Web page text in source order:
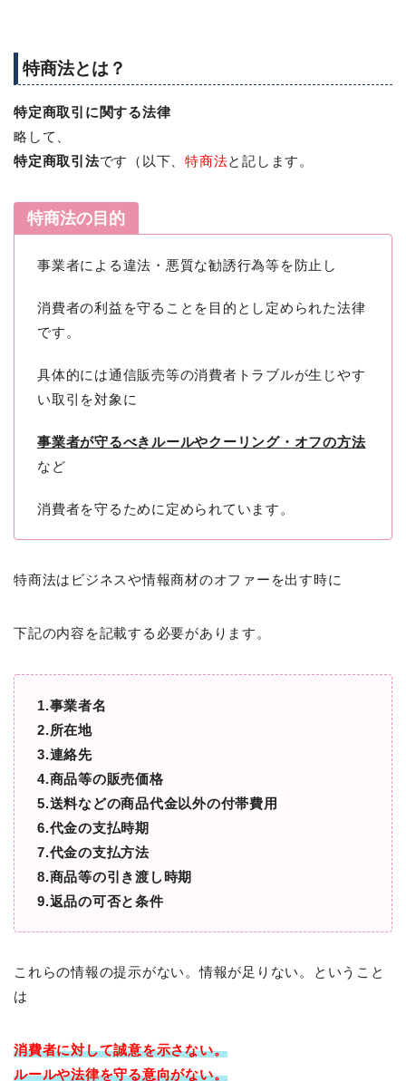
特商法とは？
特定商取引に関する法律
略して、
特定商取引法です（以下、特商法と記します。
特商法の目的
事業者による違法・悪質な勧誘行為等を防止し
消費者の利益を守ることを目的とし定められた法律
です。
具体的には通信販売等の消費者トラブルが生じやす
い取引を対象に
事業者が守るべきルールやクーリング・オフの方法
など
消費者を守るために定められています。
特商法はビジネスや情報商材のオファーを出す時に
下記の内容を記載する必要があります。
1.事業者名
2.所在地
3.連絡先
4.商品等の販売価格
5.送料などの商品代金以外の付帯費用
6.代金の支払時期
7.代金の支払方法
8.商品等の引き渡し時期
9.返品の可否と条件
これらの情報の提示がない。情報が足りない。ということ
は
消費者に対して誠意を示さない。
ルールや法律を守る意向がない。